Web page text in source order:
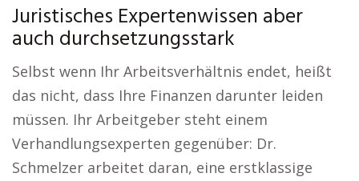
Juristisches Expertenwissen aber
auch durchsetzungsstark
Selbst wenn Ihr Arbeitsverhältnis endet, heißt
das nicht, dass Ihre Finanzen darunter leiden
müssen. Ihr Arbeitgeber steht einem
Verhandlungsexperten gegenüber: Dr.
Schmelzer arbeitet daran, eine erstklassige